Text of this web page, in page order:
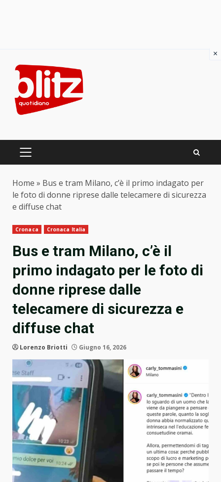
content
PRIMARY
Home » Bus e tram Milano, c’è il primo indagato per
le foto di donne riprese dalle telecamere di sicurezza
e diffuse chat
Cronaca Cronaca Italia
Bus e tram Milano, c’è il
primo indagato per le foto di
donne riprese dalle
telecamere di sicurezza e
diffuse chat
Lorenzo Briotti Giugno 16, 2026
×